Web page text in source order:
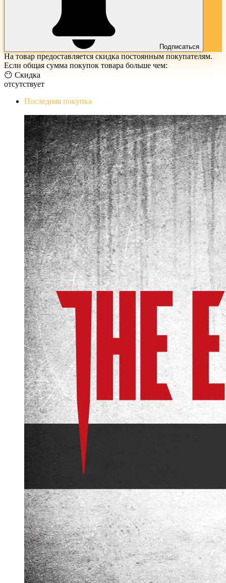
Подписаться
На товар предоставляется скидка постоянным покупателям.
Если общая сумма покупок товара больше чем:
😶 Скидка
отсутствует
Последняя покупка